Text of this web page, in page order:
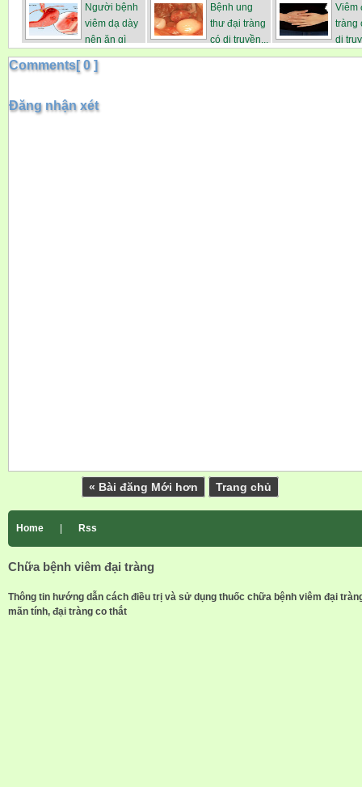
không...
nguy...
Nhật ...
Người bệnh
viêm dạ dày
nên ăn gì
và...
Bệnh ung
thư đại tràng
có di truyền...
Viêm
tràng
di
ha...
Comments[ 0 ]
Đăng nhận xét
« Bài đăng Mới hơn Trang chủ
Home | Rss
Chữa bệnh viêm đại tràng
Thông tin hướng dẫn cách điều trị và sử dụng thuốc chữa bệnh viêm đại
mãn tính, đại tràng co thắt